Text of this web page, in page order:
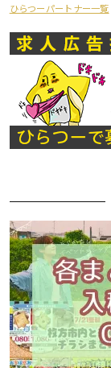
ひらつーパートナー一覧